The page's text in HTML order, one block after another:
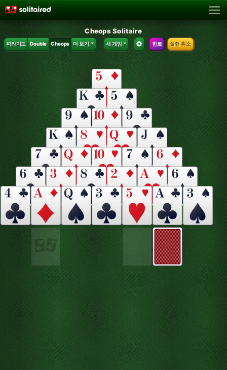
Cheops Solitaire
피라미드 Double Cheops 더 보기 새 게임 힌트 실행 취소